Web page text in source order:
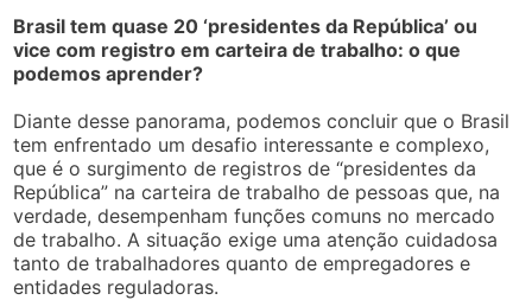
Brasil tem quase 20 ‘presidentes da República’ ou
vice com registro em carteira de trabalho: o que
podemos aprender?
Diante desse panorama, podemos concluir que o Brasil
tem enfrentado um desafio interessante e complexo,
que é o surgimento de registros de “presidentes da
República” na carteira de trabalho de pessoas que, na
verdade, desempenham funções comuns no mercado
de trabalho. A situação exige uma atenção cuidadosa
tanto de trabalhadores quanto de empregadores e
entidades reguladoras.